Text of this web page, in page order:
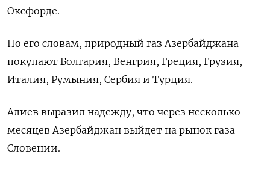
Оксфорде.
По его словам, природный газ Азербайджана
покупают Болгария, Венгрия, Греция, Грузия,
Италия, Румыния, Сербия и Турция.
Алиев выразил надежду, что через несколько
месяцев Азербайджан выйдет на рынок газа
Словении.